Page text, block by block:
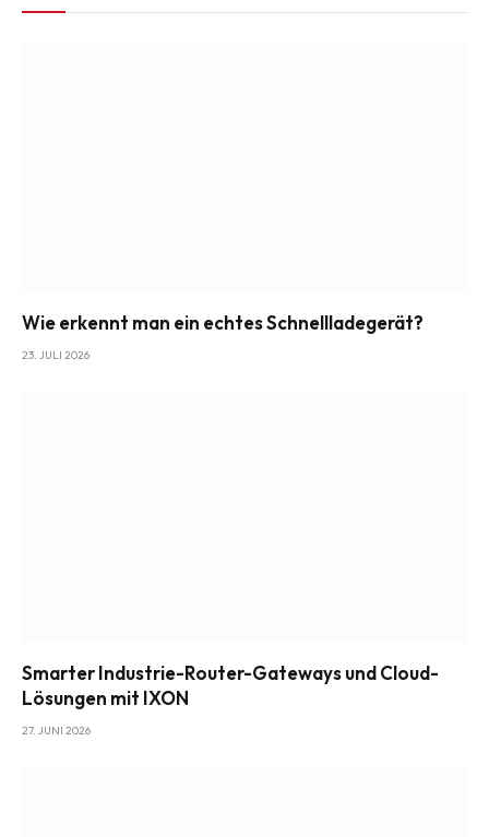
Wie erkennt man ein echtes Schnellladegerät?
23. JULI 2026
Smarter Industrie-Router-Gateways und Cloud-
Lösungen mit IXON
27. JUNI 2026